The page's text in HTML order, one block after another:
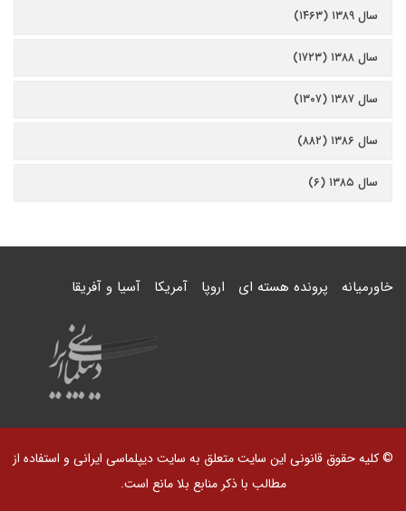
سال ۱۳۸۹ (۱۴۶۳)
سال ۱۳۸۸ (۱۷۲۳)
سال ۱۳۸۷ (۱۳۰۷)
سال ۱۳۸۶ (۸۸۲)
سال ۱۳۸۵ (۶)
خاورمیانه پرونده هسته ای اروپا آمریکا آسیا و آفریقا
© کلیه حقوق قانونی این سایت متعلق به سایت دیپلماسی ایرانی و استفاده از
مطالب با ذکر منابع بلا مانع است.